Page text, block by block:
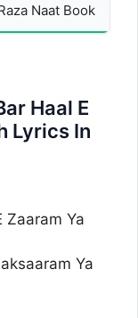
Naat Book
Haal E
Lyrics In
Zaaram Ya
Ya